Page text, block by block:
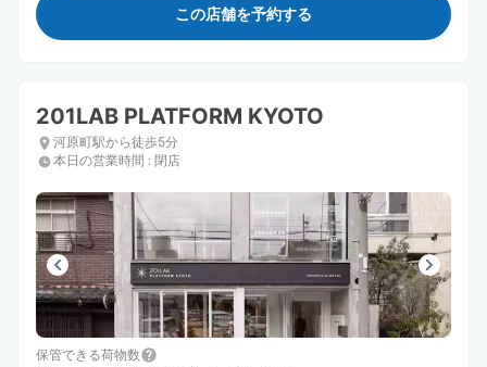
この店舗を予約する
201LAB PLATFORM KYOTO
河原町駅から徒歩5分
本日の営業時間 : 閉店
保管できる荷物数